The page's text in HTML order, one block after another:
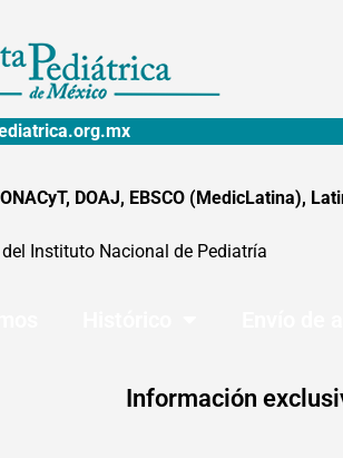
DOAJ, EBSCO (MedicLatina),
Instituto Nacional de Pediatría
Información